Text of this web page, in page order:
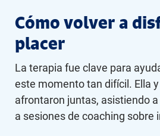
Cómo volver a
placer
La terapia fue clave para
este momento tan difícil. Ella
afrontaron juntas, asistiendo
a sesiones de coaching sobre